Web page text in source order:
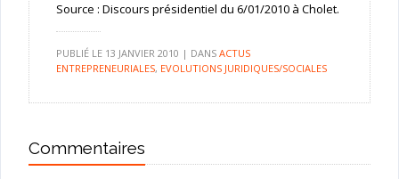
Source : Discours présidentiel du 6/01/2010 à Cholet.
PUBLIÉ LE 13 JANVIER 2010 | DANS ACTUS
ENTREPRENEURIALES, EVOLUTIONS JURIDIQUES/SOCIALES
Commentaires